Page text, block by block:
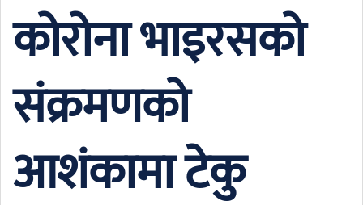
कोरोना भाइरसको
संक्रमणको
आशंकामा टेकु